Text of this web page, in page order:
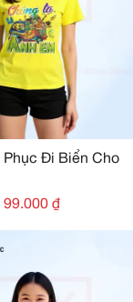
Phục Đi Biển Cho
99.000 ₫